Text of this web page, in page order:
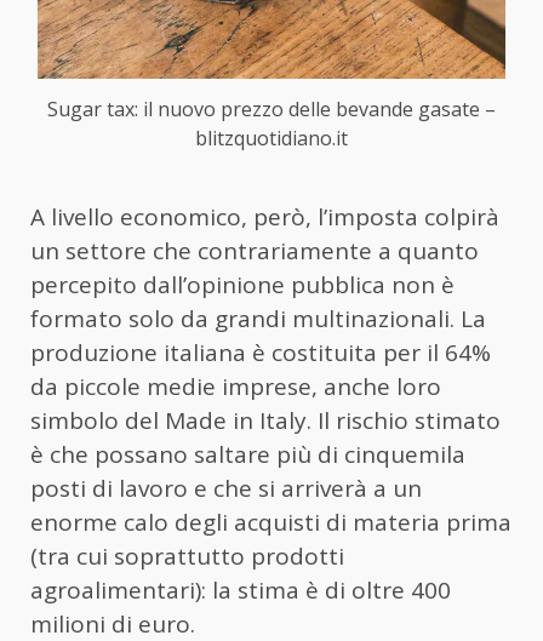
Sugar tax: il nuovo prezzo delle bevande gasate –
blitzquotidiano.it
A livello economico, però, l’imposta colpirà
un settore che contrariamente a quanto
percepito dall’opinione pubblica non è
formato solo da grandi multinazionali. La
produzione italiana è costituita per il 64%
da piccole medie imprese, anche loro
simbolo del Made in Italy. Il rischio stimato
è che possano saltare più di cinquemila
posti di lavoro e che si arriverà a un
enorme calo degli acquisti di materia prima
(tra cui soprattutto prodotti
agroalimentari): la stima è di oltre 400
milioni di euro.